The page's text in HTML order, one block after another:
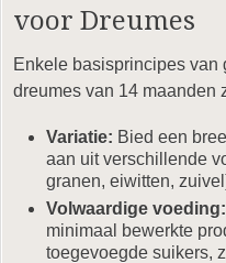
voor Dreumes
Enkele basisprincipes van
dreumes van 14 maanden
Variatie: Bied een
aan uit verschillende
granen, eiwitten,
Volwaardige voeding:
minimaal bewerkte
toegevoegde suikers,